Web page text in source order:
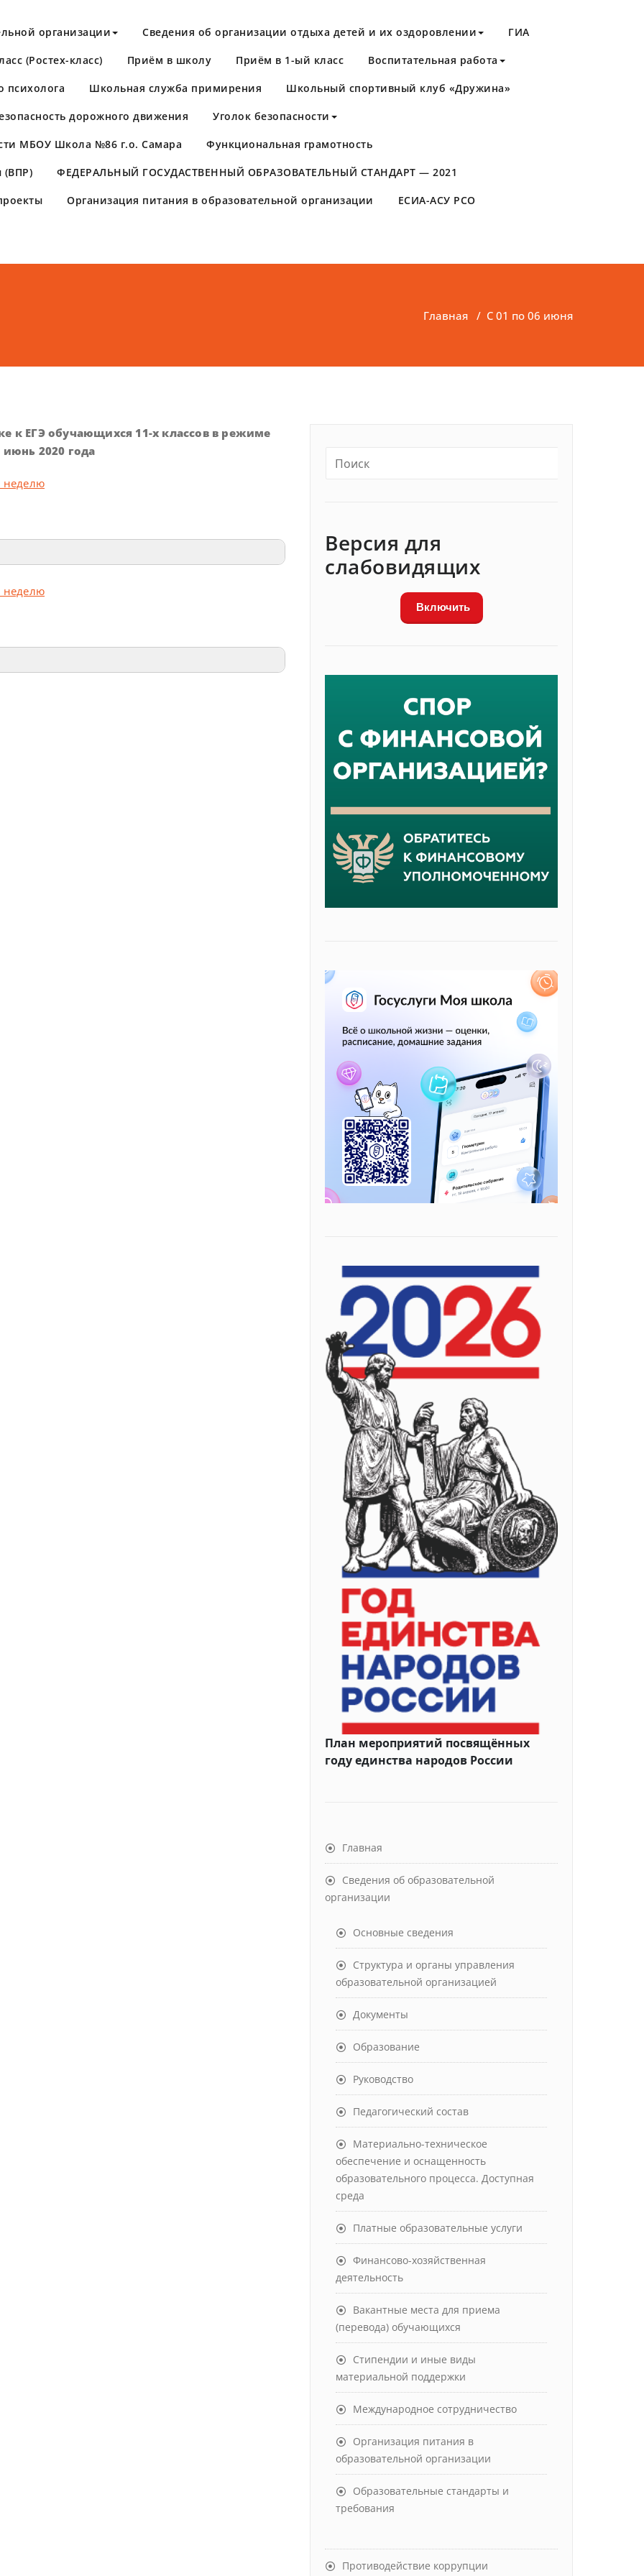
организации Сведения об организации отдыха детей и их оздоровлении ГИА
(Ростех-класс) Приём в школу Приём в 1-ый класс Воспитательная работа
психолога Школьная служба примирения Школьный спортивный клуб «Дружина»
дорожного движения Уголок безопасности
МБОУ Школа №86 г.о. Самара Функциональная грамотность
(ВПР) ​ФЕДЕРАЛЬНЫЙ ГОСУДАСТВЕННЫЙ ОБРАЗОВАТЕЛЬНЫЙ СТАНДАРТ — 2021
Организация питания в образовательной организации ЕСИА-АСУ РСО
Главная / С 01 по 06 июня
к ЕГЭ обучающихся 11-х классов в режиме
2020 года
неделю
неделю
Версия для
слабовидящих
Включить
План мероприятий посвящённых
году единства народов России
Главная
Сведения об образовательной
организации
Основные сведения
Структура и органы управления
образовательной организацией
Документы
Образование
Руководство
Педагогический состав
Материально-техническое
обеспечение и оснащенность
образовательного процесса. Доступная
среда
Платные образовательные услуги
Финансово-хозяйственная
деятельность
Вакантные места для приема
(перевода) обучающихся
Стипендии и иные виды
материальной поддержки
Международное сотрудничество
Организация питания в
образовательной организации
Образовательные стандарты и
требования
Противодействие коррупции